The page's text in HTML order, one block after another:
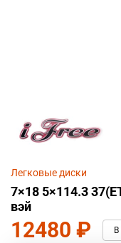
Легковые диски
7×18 5×114.3
вэй
12480 ₽